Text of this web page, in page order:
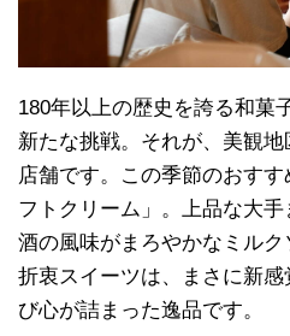
180年以上の歴史を誇る和菓
新たな挑戦。それが、美観
店舗です。この季節のおす
フトクリーム」。上品な大
酒の風味がまろやかなミル
折衷スイーツは、まさに新
び心が詰まった逸品です。